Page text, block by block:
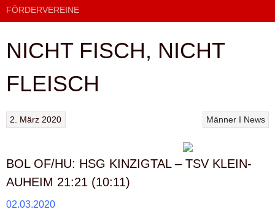
FÖRDERVEREINE
NICHT FISCH, NICHT
FLEISCH
Männer I News
2. März 2020
BOL OF/HU: HSG KINZIGTAL – TSV KLEIN-
AUHEIM 21:21 (10:11)
02.03.2020